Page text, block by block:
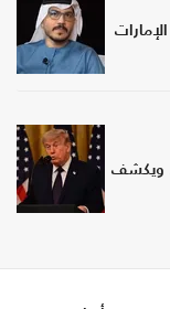
الإمارات
ويكشف